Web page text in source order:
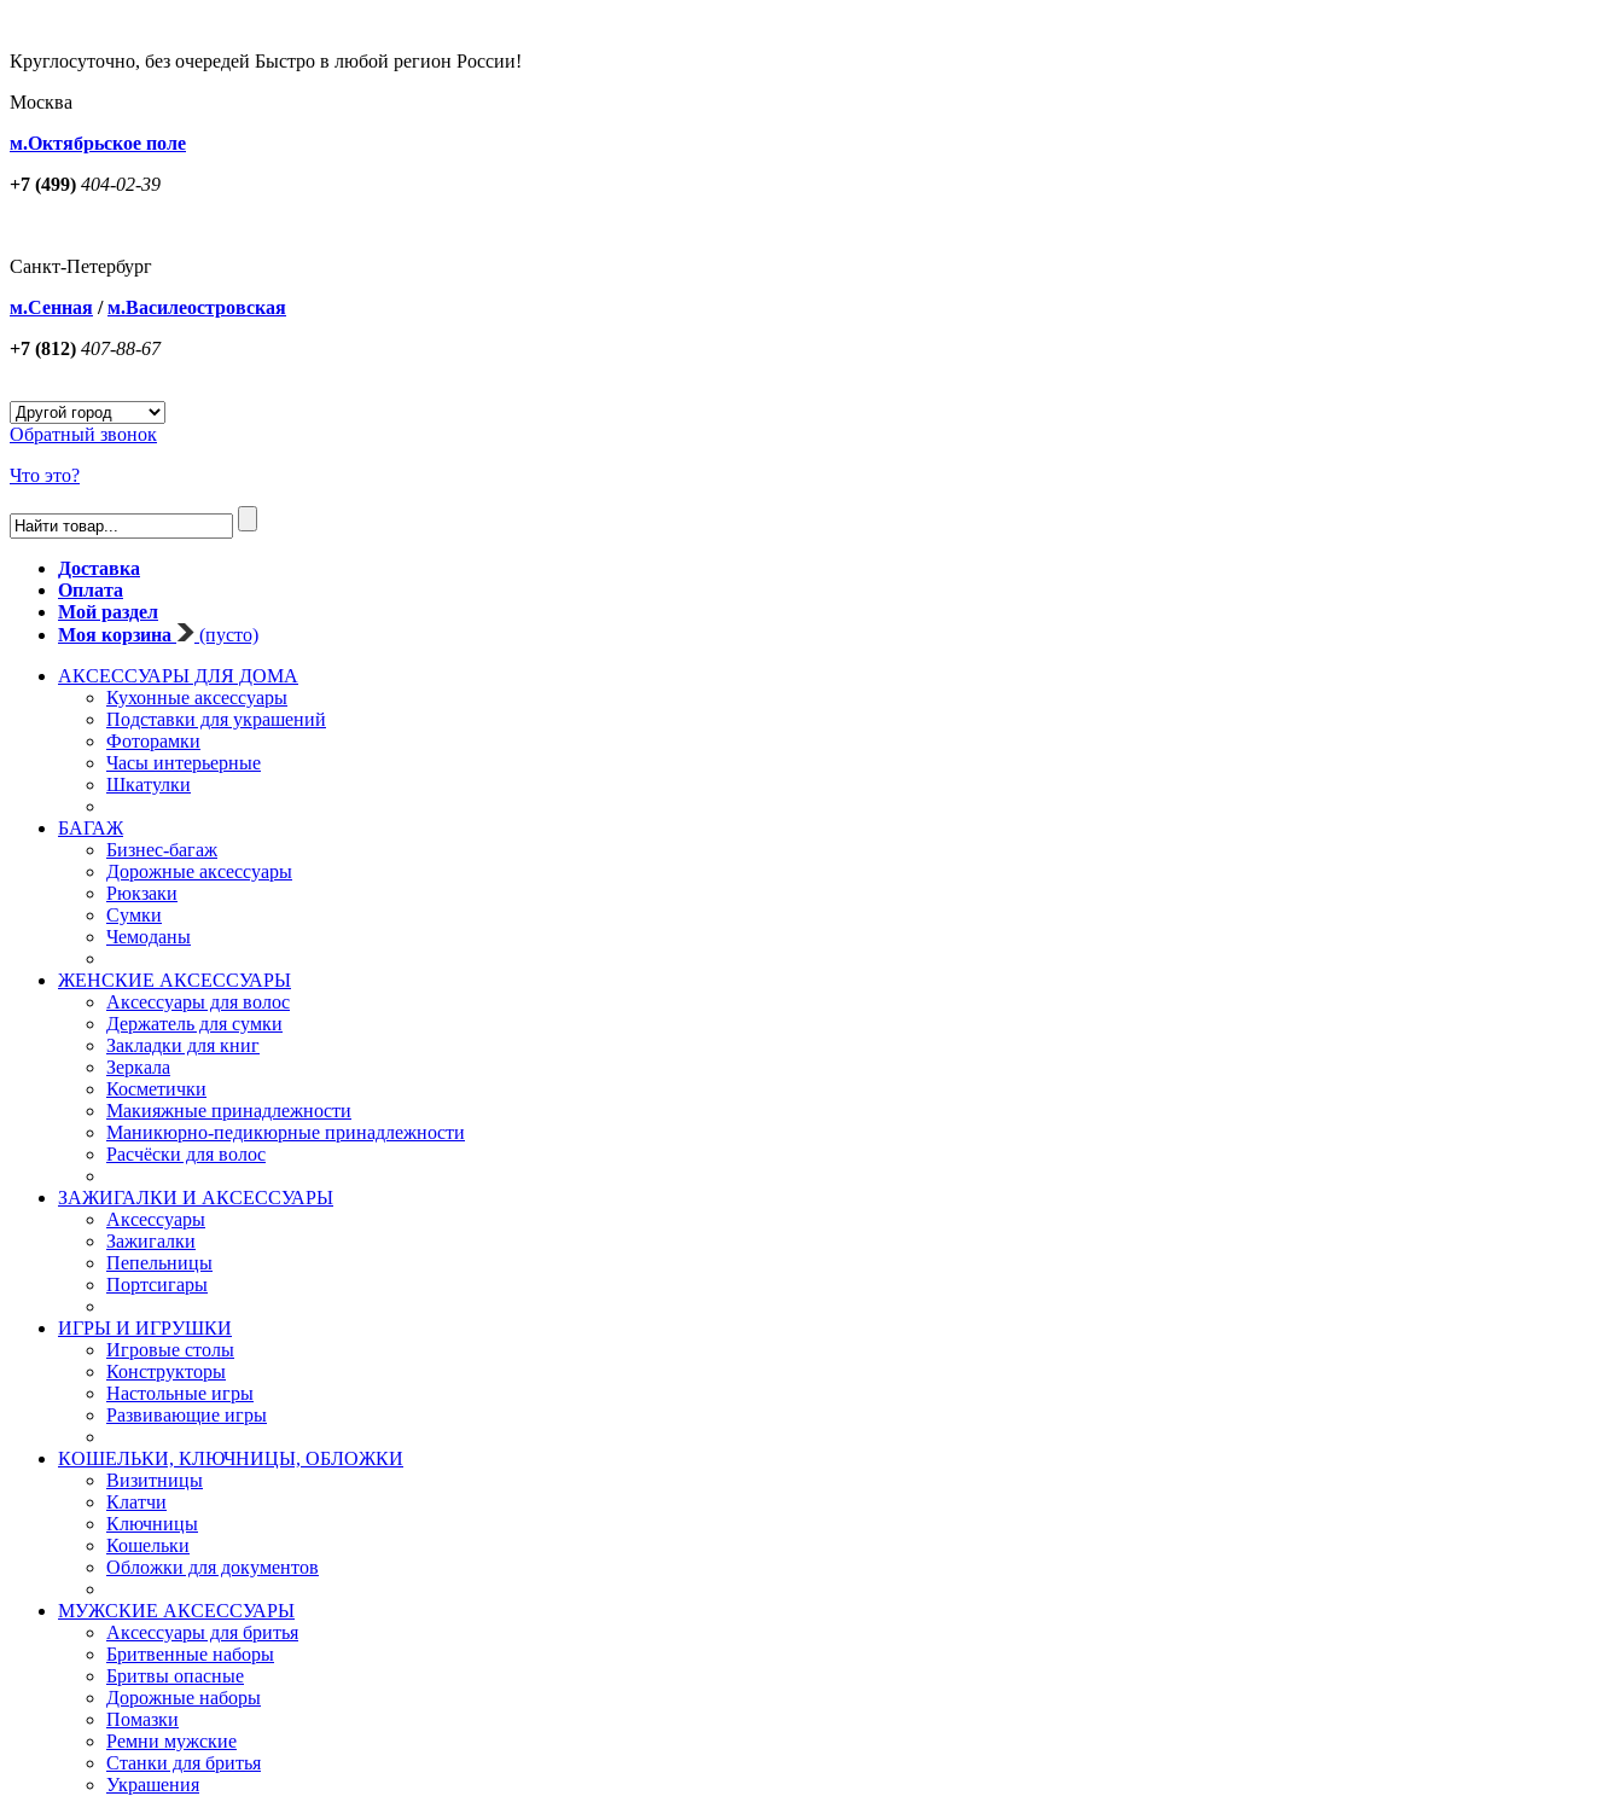
Круглосуточно, без очередей Быстро в любой регион России!
Москва
м.Октябрьское поле
+7 (499) 404-02-39
Санкт-Петербург
м.Сенная /м.Василеостровская
+7 (812) 407-88-67
Обратный звонок
Что это?
Доставка
Оплата
Мой раздел
Моя корзина
(пусто)
АКСЕССУАРЫ ДЛЯ ДОМА
Кухонные аксессуары
Подставки для украшений
Фоторамки
Часы интерьерные
Шкатулки
БАГАЖ
Бизнес-багаж
Дорожные аксессуары
Рюкзаки
Сумки
Чемоданы
ЖЕНСКИЕ АКСЕССУАРЫ
Аксессуары для волос
Держатель для сумки
Закладки для книг
Зеркала
Косметички
Макияжные принадлежности
Маникюрно-педикюрные принадлежности
Расчёски для волос
ЗАЖИГАЛКИ И АКСЕССУАРЫ
Аксессуары
Зажигалки
Пепельницы
Портсигары
ИГРЫ И ИГРУШКИ
Игровые столы
Конструкторы
Настольные игры
Развивающие игры
КОШЕЛЬКИ, КЛЮЧНИЦЫ, ОБЛОЖКИ
Визитницы
Клатчи
Ключницы
Кошельки
Обложки для документов
МУЖСКИЕ АКСЕССУАРЫ
Аксессуары для бритья
Бритвенные наборы
Бритвы опасные
Дорожные наборы
Помазки
Ремни мужские
Станки для бритья
Украшения